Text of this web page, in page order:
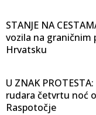
STANJE NA
vozila na graničnim
Hrvatsku
U ZNAK
rudara četvrtu noć
Raspotočje